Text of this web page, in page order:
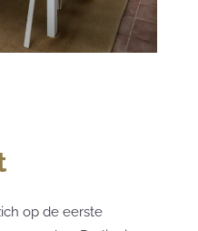
op de eerste